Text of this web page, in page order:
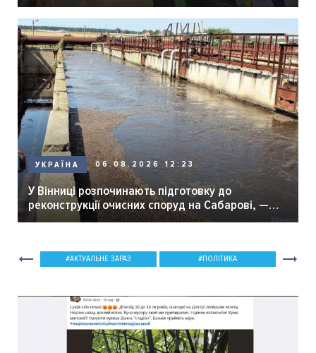
УКРАЇНА 06.08.2026 12:23
У Вінниці розпочинають підготовку до
реконструкції очисних споруд на Сабарові, —
мер Вінниці.
АКТУАЛЬНЕ ЗАРАЗ ПОЛІТИКА